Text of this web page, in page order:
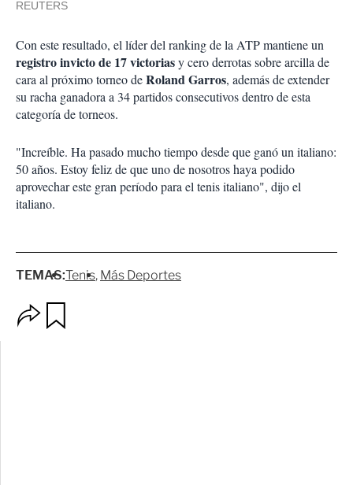
REUTERS
Con este resultado, el líder del ranking de la ATP mantiene un
registro invicto de 17 victoriasy cero derrotas sobre arcilla de
cara al próximo torneo deRoland Garros, además de extender
su racha ganadora a 34 partidos consecutivos dentro de esta
categoría de torneos.
"Increíble. Ha pasado mucho tiempo desde que ganó un italiano:
50 años. Estoy feliz de que uno de nosotros haya podido
aprovechar este gran período para el tenis italiano", dijo el
italiano.
TEMAS:Tenis Más Deportes